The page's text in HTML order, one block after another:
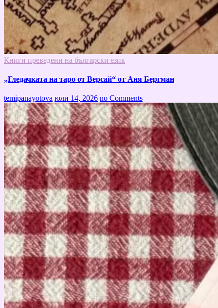
Книги преведени на български език
„Гледачката на таро от Версай“ от Аня Бергман
temipanayotova юли 14, 2026 no Comments